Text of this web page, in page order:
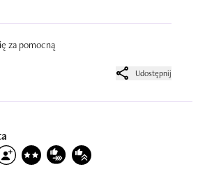
za pomocną
Udostępnij